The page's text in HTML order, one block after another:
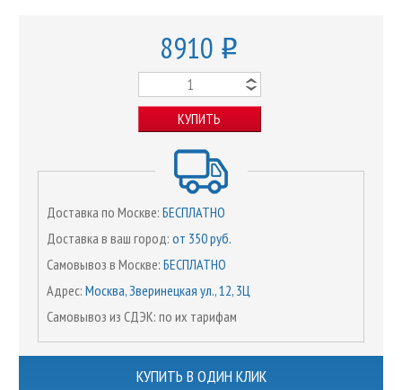
8910 o
КУПИТЬ
Доставка по Москве: БЕСПЛАТНО
Доставка в ваш город: от 350 руб.
Самовывоз в Москве: БЕСПЛАТНО
Адрес: Москва, Зверинецкая ул., 12, 3Ц
Самовывоз из СДЭК: по их тарифам
КУПИТЬ В ОДИН КЛИК